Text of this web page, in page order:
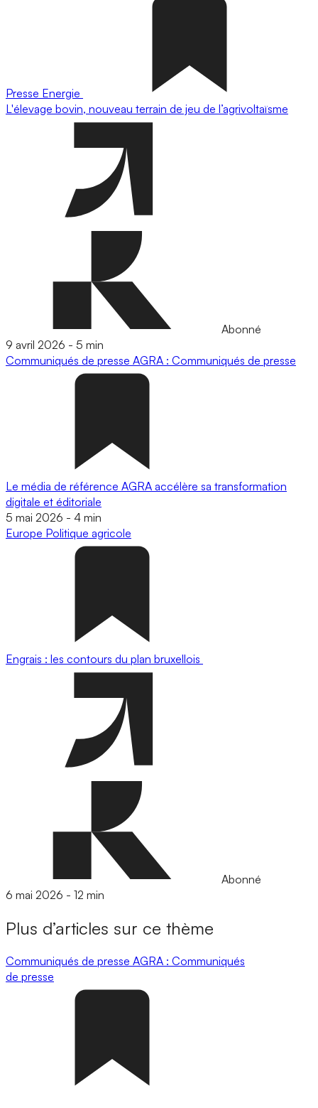
Presse Energie
L'élevage bovin, nouveau terrain de jeu de l’agrivoltaïsme
Abonné
9 avril 2026 - 5 min
Communiqués de presse AGRA : Communiqués de presse
Le média de référence AGRA accélère sa transformation
digitale et éditoriale
5 mai 2026 - 4 min
Europe Politique agricole
Engrais : les contours du plan bruxellois
Abonné
6 mai 2026 - 12 min
Plus d’articles sur ce thème
Communiqués de presse AGRA : Communiqués
de presse